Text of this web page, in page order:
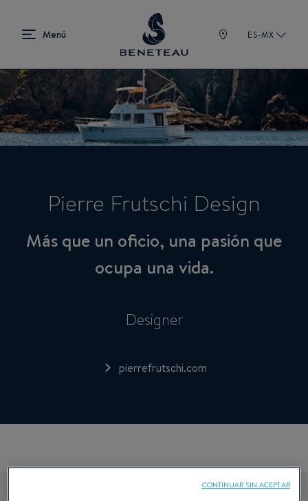
ES-MX
Pierre Frutschi Design
Más que un oficio, una pasión que
ocupa una vida.
Designer
pierrefrutschi.com
CONTINUAR SIN ACEPTAR